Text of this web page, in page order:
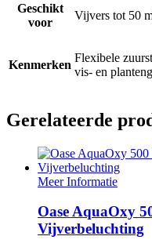
Geschikt
voor
Vijvers tot 50
Kenmerken
Flexibele
vis- en
Gerelateerde
Meer Informatie
Oase AquaOxy
Vijverbeluchting